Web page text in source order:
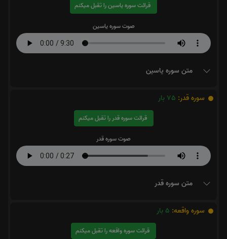
قرائت سوره یاسین را تقبل میکنم
صوت سوره یاسین
متن سوره یاسین
سوره قدر: 75 بار
قرائت سوره قدر را تقبل میکنم
صوت سوره قدر
متن سوره قدر
سوره واقعه: 5 بار
قرائت سوره واقعه را تقبل میکنم